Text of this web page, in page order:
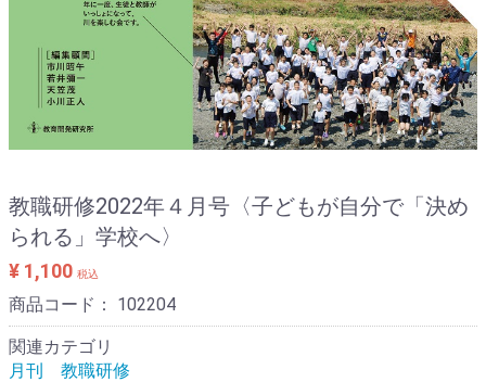
教職研修2022年４月号〈子どもが自分で「決め
られる」学校へ〉
¥ 1,100 税込
商品コード： 102204
関連カテゴリ
月刊 教職研修